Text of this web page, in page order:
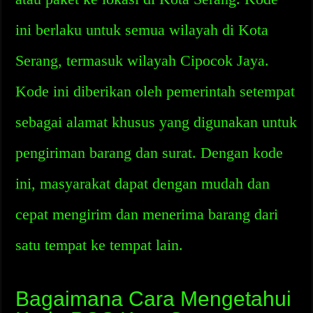
ini berlaku untuk semua wilayah di Kota
Serang, termasuk wilayah Cipocok Jaya.
Kode ini diberikan oleh pemerintah setempat
sebagai alamat khusus yang digunakan untuk
pengiriman barang dan surat. Dengan kode
ini, masyarakat dapat dengan mudah dan
cepat mengirim dan menerima barang dari
satu tempat ke tempat lain.
Bagaimana Cara Mengetahui